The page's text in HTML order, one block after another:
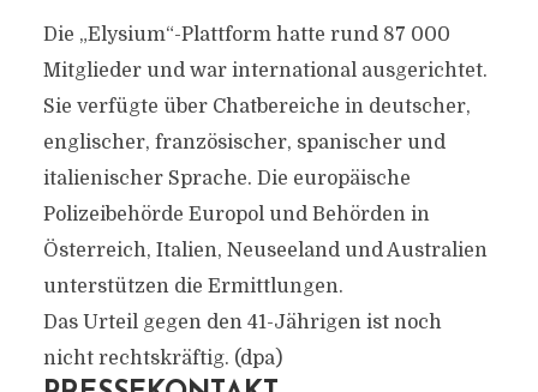
Die „Elysium“-Plattform hatte rund 87 000
Mitglieder und war international ausgerichtet.
Sie verfügte über Chatbereiche in deutscher,
englischer, französischer, spanischer und
italienischer Sprache. Die europäische
Polizeibehörde Europol und Behörden in
Österreich, Italien, Neuseeland und Australien
unterstützen die Ermittlungen.
Das Urteil gegen den 41-Jährigen ist noch
nicht rechtskräftig. (dpa)